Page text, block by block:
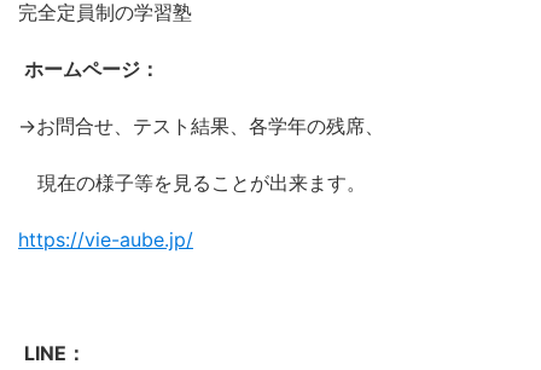
完全定員制の学習塾
ホームページ：
→お問合せ、テスト結果、各学年の残席、
現在の様子等を見ることが出来ます。
https://vie-aube.jp/
LINE：